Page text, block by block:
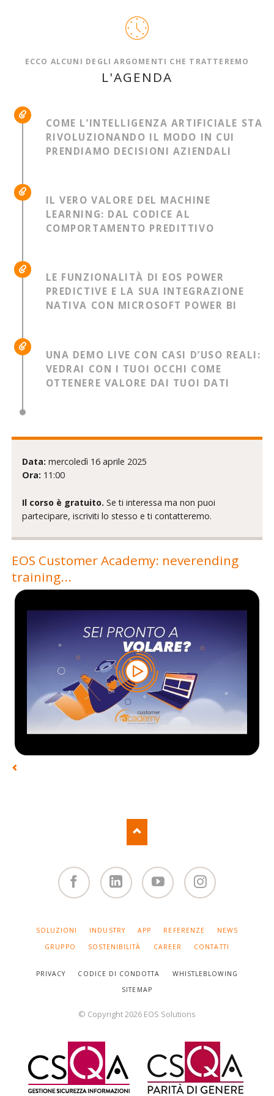
ECCO ALCUNI DEGLI ARGOMENTI CHE TRATTEREMO
L'AGENDA
COME L’INTELLIGENZA ARTIFICIALE STA
RIVOLUZIONANDO IL MODO IN CUI
PRENDIAMO DECISIONI AZIENDALI
IL VERO VALORE DEL MACHINE
LEARNING: DAL CODICE AL
COMPORTAMENTO PREDITTIVO
LE FUNZIONALITÀ DI EOS POWER
PREDICTIVE E LA SUA INTEGRAZIONE
NATIVA CON MICROSOFT POWER BI
UNA DEMO LIVE CON CASI D’USO REALI:
VEDRAI CON I TUOI OCCHI COME
OTTENERE VALORE DAI TUOI DATI
Data: mercoledì 16 aprile 2025
Ora: 11:00
Il corso è gratuito. Se ti interessa ma non puoi
partecipare, iscriviti lo stesso e ti contatteremo.
EOS Customer Academy: neverending
training...
SALTA
NAVIGAZIONE
SOLUZIONI INDUSTRY APP REFERENZE
NEWS
GRUPPO
SOSTENIBILITÀ CAREER CONTATTI
PRIVACY CODICE DI CONDOTTA
WHISTLEBLOWING
SITEMAP
© Copyright 2026 EOS Solutions